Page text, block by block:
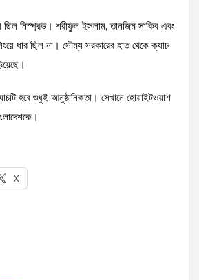
ছিল নিস্প্রভ। শরীফুল ইসলাম, তানজিম সাকিব এবং
ধার ছিল না। সৌম্য সরকারের হাত থেকে ক্যাচ
হবে শুধুই আনুষ্ঠানিকতা। সেখানে হোয়াইটওয়াশ
X